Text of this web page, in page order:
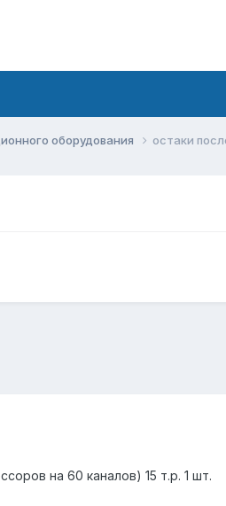
оборудования остаки
на 60 каналов) 15 т.р. 1 шт.